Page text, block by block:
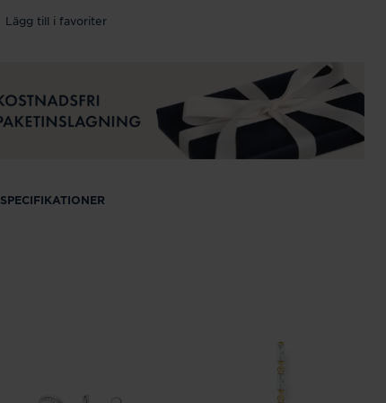
Lägg till i favoriter
SPECIFIKATIONER